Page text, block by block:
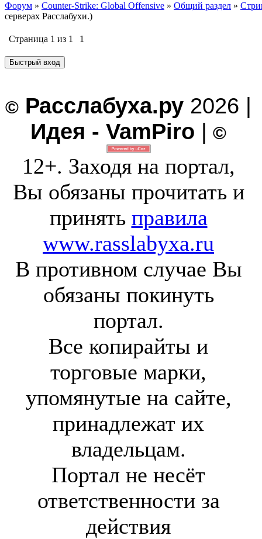
Форум » Counter-Strike: Global Offensive » Общий раздел »
серверах Расслабухи.)
Страница 1 из 1 1
© Расслабуха.ру 2026 |
Идея - VamPiro | ©
12+. Заходя на портал,
Вы обязаны прочитать и
принять правила
www.rasslabyxa.ru
В противном случае Вы
обязаны покинуть
портал.
Все копирайты и
торговые марки,
упомянутые на сайте,
принадлежат их
владельцам.
Портал не несёт
ответственности за
действия